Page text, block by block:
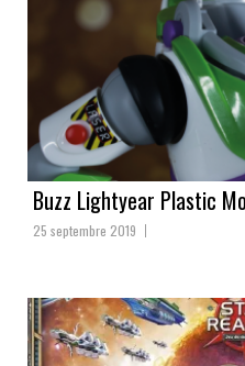
Buzz Lightyear Plastic
25 septembre 2019